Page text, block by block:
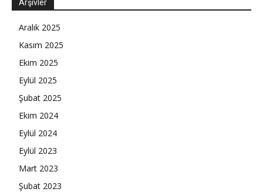
Arşivler
Aralık 2025
Kasım 2025
Ekim 2025
Eylül 2025
Şubat 2025
Ekim 2024
Eylül 2024
Eylül 2023
Mart 2023
Şubat 2023